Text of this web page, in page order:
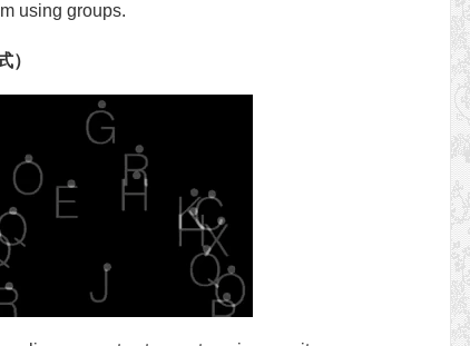
using groups.
）